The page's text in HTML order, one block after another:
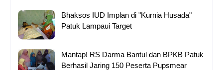
Bhaksos IUD Implan di "Kurnia Husada"
Patuk Lampaui Target
Mantap! RS Darma Bantul dan BPKB Patuk
Berhasil Jaring 150 Peserta Pupsmear